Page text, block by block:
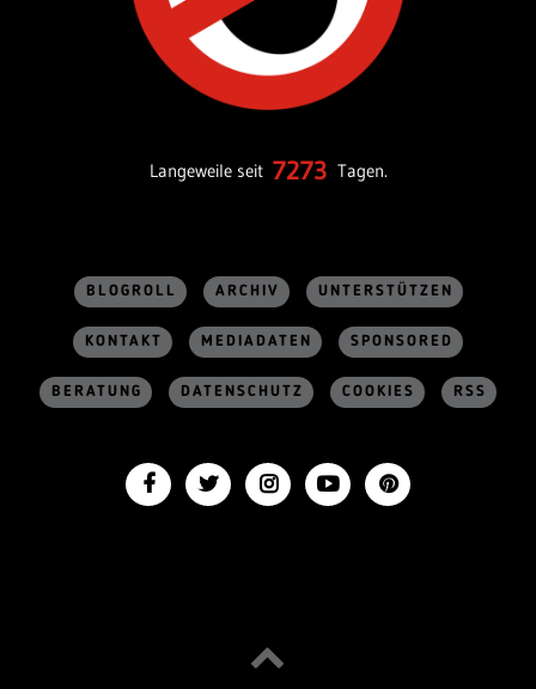
Langeweile seit 7273 Tagen.
BLOGROLL ARCHIV UNTERSTÜTZEN
KONTAKT MEDIADATEN SPONSORED
BERATUNG DATENSCHUTZ COOKIES RSS